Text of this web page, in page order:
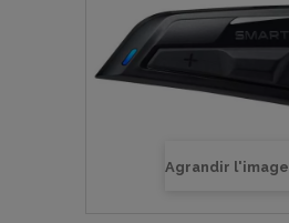
Agrandir l'image